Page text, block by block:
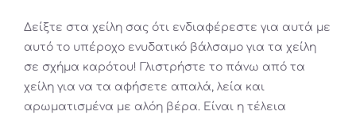
Δείξτε στα χείλη σας ότι ενδιαφέρεστε για αυτά με
αυτό το υπέροχο ενυδατικό βάλσαμο για τα χείλη
σε σχήμα καρότου! Γλιστρήστε το πάνω από τα
χείλη για να τα αφήσετε απαλά, λεία και
αρωματισμένα με αλόη βέρα. Είναι η τέλεια